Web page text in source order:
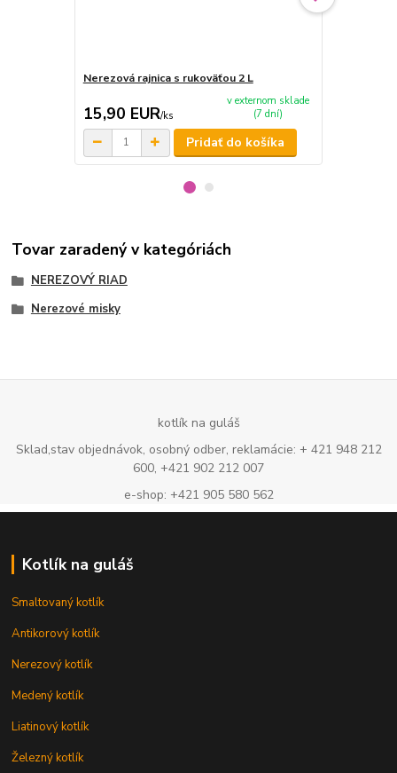
Nerezová rajnica s rukoväťou 2 L
15,90 EUR/ks
v externom sklade
(7 dní)
Pridať do košíka
Tovar zaradený v kategóriách
NEREZOVÝ RIAD
Nerezové misky
kotlík na guláš
Sklad,stav objednávok, osobný odber, reklamácie: + 421 948 212
600, +421 902 212 007
e-shop: +421 905 580 562
Kotlík na guláš
Smaltovaný kotlík
Antikorový kotlík
Nerezový kotlík
Medený kotlík
Liatinový kotlík
Železný kotlík